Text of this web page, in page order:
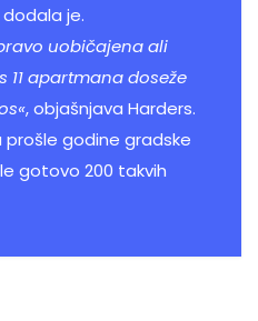
dodala je.
uobičajena ali
11 apartmana doseže
, objašnjava Harders.
prošle godine gradske
gotovo 200 takvih